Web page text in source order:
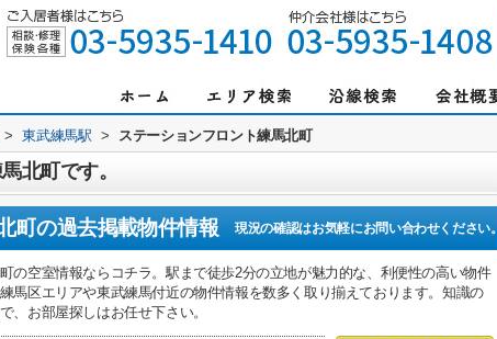
> 東武練馬駅 > ステーションフロント練馬北町
北町です。
町の過去掲載物件情報 現況の確認はお気軽にお問い合わせください。
の空室情報ならコチラ。駅まで徒歩2分の立地が魅力的な、利便性の高い物件
馬区エリアや東武練馬付近の物件情報を数多く取り揃えております。知識の
、お部屋探しはお任せ下さい。